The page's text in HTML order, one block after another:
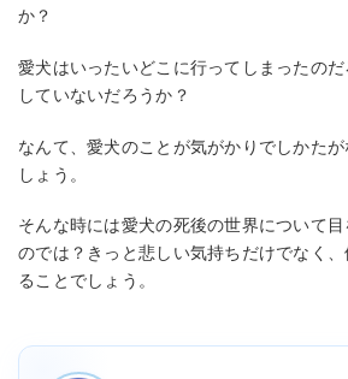
か？
愛犬はいったいどこに行ってしまったの
していないだろうか？
なんて、愛犬のことが気がかりでしかた
しょう。
そんな時には愛犬の死後の世界について
のでは？きっと悲しい気持ちだけでなく
ることでしょう。